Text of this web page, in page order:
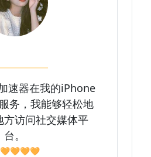
速器在我的iPhone
务，我能够轻松地
方访问社交媒体平
台。